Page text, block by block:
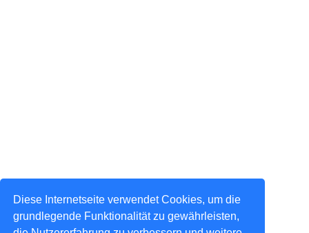
Diese Internetseite verwendet Cookies, um die
grundlegende Funktionalität zu gewährleisten,